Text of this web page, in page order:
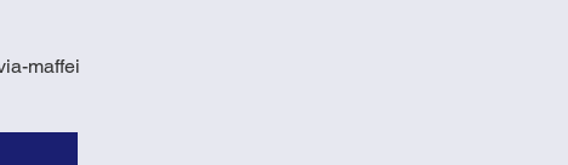
maffei